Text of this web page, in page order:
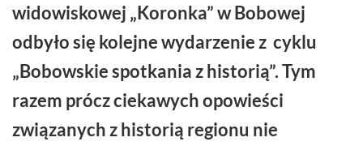
widowiskowej „Koronka” w Bobowej
odbyło się kolejne wydarzenie z cyklu
„Bobowskie spotkania z historią”. Tym
razem prócz ciekawych opowieści
związanych z historią regionu nie